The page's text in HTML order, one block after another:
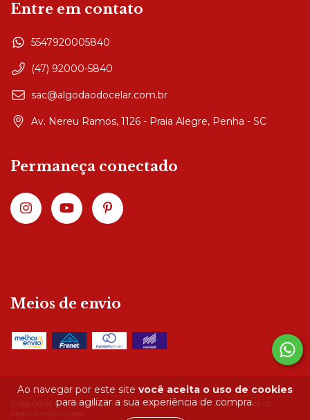
Ao navegar por este site você aceita o uso de cookies
para agilizar a sua experiência de compra.
Entre em contato
5547920005840
(47) 92000-5840
sac@algodaodocelar.com.br
Av. Nereu Ramos, 1126 - Praia Alegre, Penha - SC
Permaneça conectado
Meios de envio
Copyright Algodão Doce Lar - 04490285000147 - 2026. Todos os
direitos reservados.